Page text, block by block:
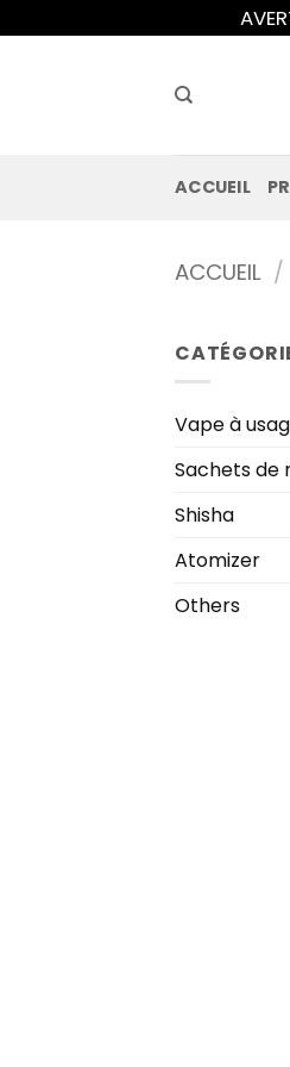
to
ACCUEIL
ACCUEIL /
Vape à
Sachets de
Shisha
Atomizer
Others